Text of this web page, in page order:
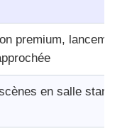
premium, lancement
en salle standard